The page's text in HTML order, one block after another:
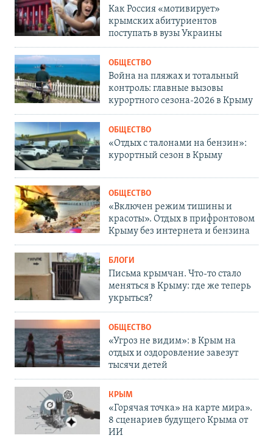
Как Россия «мотивирует»
крымских абитуриентов
поступать в вузы Украины
ОБЩЕСТВО
Война на пляжах и тотальный
контроль: главные вызовы
курортного сезона-2026 в Крыму
ОБЩЕСТВО
«Отдых с талонами на бензин»:
курортный сезон в Крыму
ОБЩЕСТВО
«Включен режим тишины и
красоты». Отдых в прифронтовом
Крыму без интернета и бензина
БЛОГИ
Письма крымчан. Что-то стало
меняться в Крыму: где же теперь
укрыться?
ОБЩЕСТВО
«Угроз не видим»: в Крым на
отдых и оздоровление завезут
тысячи детей
КРЫМ
«Горячая точка» на карте мира».
8 сценариев будущего Крыма от
ИИ